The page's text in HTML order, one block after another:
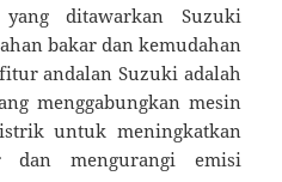
ditawarkan Suzuki
bakar dan kemudahan
andalan Suzuki adalah
menggabungkan mesin
untuk meningkatkan
dan mengurangi emisi